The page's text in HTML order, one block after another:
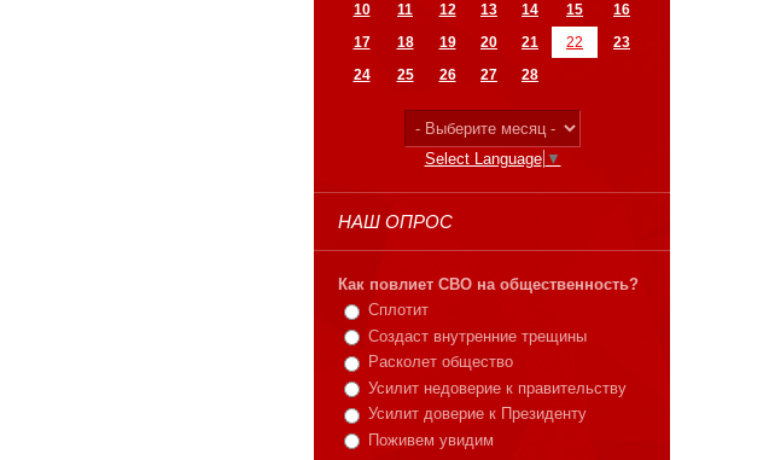
10
11 12 13 14 15
16
17
18 19 20 21 22
23
24
25 26 27 28
Select Language ▼
НАШ ОПРОС
Как повлиет СВО на общественность?
Сплотит
Создаст внутренние трещины
Расколет общество
Усилит недоверие к правительству
Усилит доверие к Президенту
Поживем увидим